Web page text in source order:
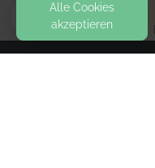
Alle Cookies
akzeptieren